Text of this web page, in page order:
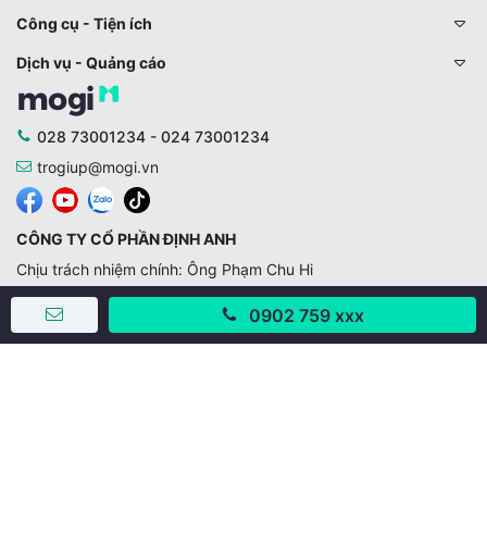
0902 759 xxx
Công cụ - Tiện ích
Dịch vụ - Quảng cáo
028 73001234 - 024 73001234
trogiup@mogi.vn
CÔNG TY CỔ PHẦN ĐỊNH ANH
Chịu trách nhiệm chính: Ông Phạm Chu Hi
Giấy phép số: 429/GP-BTTTT do Bộ TTTT cấp ngày
11/10/2019